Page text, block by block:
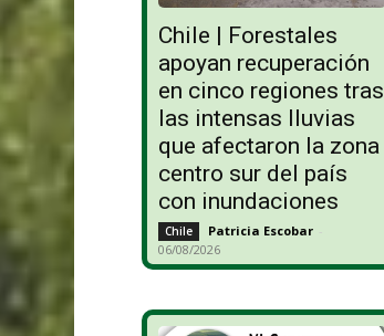
Chile | Forestales
apoyan recuperación
en cinco regiones tras
las intensas lluvias
que afectaron la zona
centro sur del país
con inundaciones
Chile Patricia Escobar -
06/08/2026